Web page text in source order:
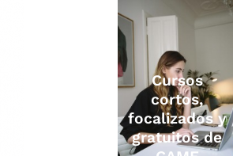
Cursos
cortos,
focalizados y
gratuitos de